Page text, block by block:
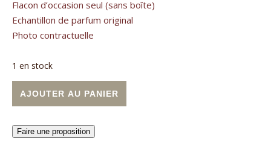
Flacon d’occasion seul (sans boîte)
Echantillon de parfum original
Photo contractuelle
1 en stock
AJOUTER AU PANIER
Faire une proposition